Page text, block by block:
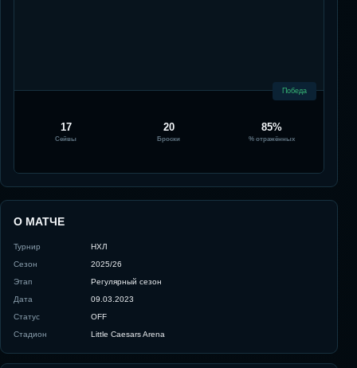
Победа
17
Сейвы
20
Броски
85%
% отражённых
О МАТЧЕ
Турнир
НХЛ
Сезон
2025/26
Этап
Регулярный сезон
Дата
09.03.2023
Статус
OFF
Стадион
Little Caesars Arena